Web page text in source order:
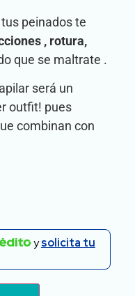
peinados te
, rotura,
que se maltrate .
será un
outfit! pues
combinan con
ysolicita tu